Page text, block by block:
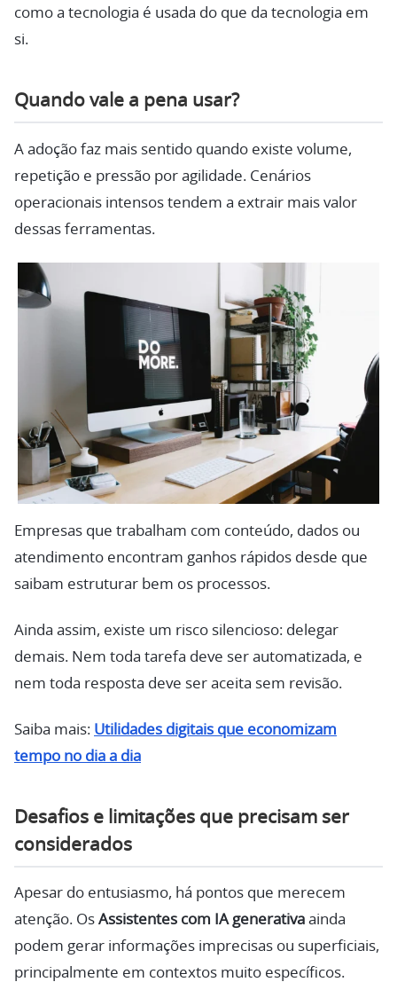
como a tecnologia é usada do que da tecnologia em
si.
Quando vale a pena usar?
A adoção faz mais sentido quando existe volume,
repetição e pressão por agilidade. Cenários
operacionais intensos tendem a extrair mais valor
dessas ferramentas.
Empresas que trabalham com conteúdo, dados ou
atendimento encontram ganhos rápidos desde que
saibam estruturar bem os processos.
Ainda assim, existe um risco silencioso: delegar
demais. Nem toda tarefa deve ser automatizada, e
nem toda resposta deve ser aceita sem revisão.
Saiba mais: Utilidades digitais que economizam
tempo no dia a dia
Desafios e limitações que precisam ser
considerados
Apesar do entusiasmo, há pontos que merecem
atenção. Os Assistentes com IA generativa ainda
podem gerar informações imprecisas ou superficiais,
principalmente em contextos muito específicos.